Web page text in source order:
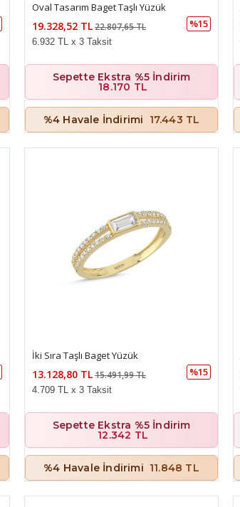
Oval Tasarım Baget Taşlı Yüzük
19.328,52 TL22.807,65 TL %15
6.932 TL x 3 Taksit
Sepette Ekstra %5 İndirim
18.170 TL
%4 Havale İndirimi 17.443 TL
İki Sıra Taşlı Baget Yüzük
13.128,80 TL15.491,99 TL %15
4.709 TL x 3 Taksit
Sepette Ekstra %5 İndirim
12.342 TL
%4 Havale İndirimi 11.848 TL